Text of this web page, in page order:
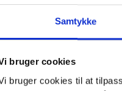
Samtykke
bruger cookies
bruger cookies til at
Den
liv.